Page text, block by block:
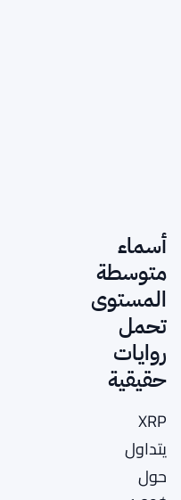
أسماء
متوسطة
المستوى
تحمل
روايات
حقيقية
XRP
يتداول
حول